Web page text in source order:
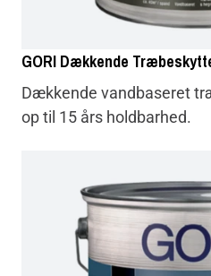
GORI Dækkende
Dækkende vandbaseret
op til 15 års holdbarhed.